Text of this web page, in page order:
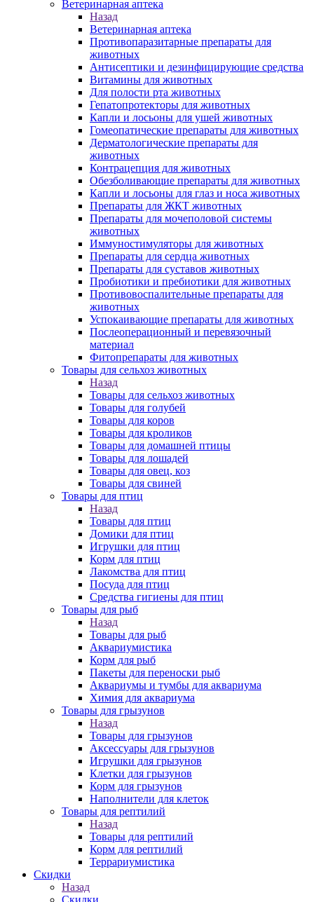
Ветеринарная аптека
Назад
Ветеринарная аптека
Противопаразитарные препараты для
животных
Антисептики и дезинфицирующие средства
Витамины для животных
Для полости рта животных
Гепатопротекторы для животных
Капли и лосьоны для ушей животных
Гомеопатические препараты для животных
Дерматологические препараты для
животных
Контрацепция для животных
Обезболивающие препараты для животных
Капли и лосьоны для глаз и носа животных
Препараты для ЖКТ животных
Препараты для мочеполовой системы
животных
Иммуностимуляторы для животных
Препараты для сердца животных
Препараты для суставов животных
Пробиотики и пребиотики для животных
Противовоспалительные препараты для
животных
Успокаивающие препараты для животных
Послеоперационный и перевязочный
материал
Фитопрепараты для животных
Товары для сельхоз животных
Назад
Товары для сельхоз животных
Товары для голубей
Товары для коров
Товары для кроликов
Товары для домашней птицы
Товары для лошадей
Товары для овец, коз
Товары для свиней
Товары для птиц
Назад
Товары для птиц
Домики для птиц
Игрушки для птиц
Корм для птиц
Лакомства для птиц
Посуда для птиц
Средства гигиены для птиц
Товары для рыб
Назад
Товары для рыб
Аквариумистика
Корм для рыб
Пакеты для переноски рыб
Аквариумы и тумбы для аквариума
Химия для аквариума
Товары для грызунов
Назад
Товары для грызунов
Аксессуары для грызунов
Игрушки для грызунов
Клетки для грызунов
Корм для грызунов
Наполнители для клеток
Товары для рептилий
Назад
Товары для рептилий
Корм для рептилий
Террариумистика
Скидки
Назад
Скидки